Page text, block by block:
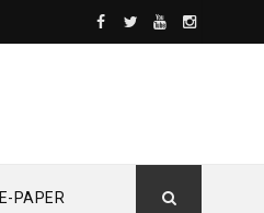
E-PAPER